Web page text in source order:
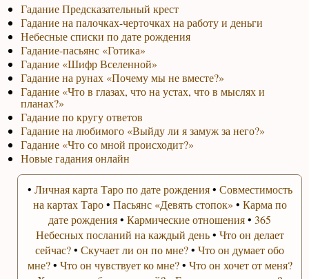
Гадание Предсказательный крест
Гадание на палочках-черточках на работу и деньги
Небесные списки по дате рождения
Гадание-пасьянс «Готика»
Гадание «Шифр Вселенной»
Гадание на рунах «Почему мы не вместе?»
Гадание «Что в глазах, что на устах, что в мыслях и
планах?»
Гадание по кругу ответов
Гадание на любимого «Выйду ли я замуж за него?»
Гадание «Что со мной происходит?»
Новые гадания онлайн
• Личная карта Таро по дате рождения• Совместимость
на картах Таро• Пасьянс «Девять стопок» • Карма по
дате рождения•Кармические отношения•365
Небесных посланий на каждый день• Что он делает
сейчас?•Скучает ли он по мне?•Что он думает обо
мне?• Что он чувствует ко мне?• Что он хочет от меня?